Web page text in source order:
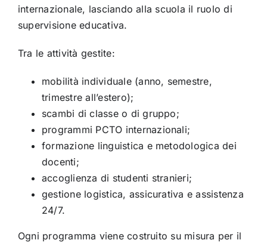
internazionale, lasciando alla scuola il ruolo di
supervisione educativa.
Tra le attività gestite:
mobilità individuale (anno, semestre,
trimestre all’estero);
scambi di classe o di gruppo;
programmi PCTO internazionali;
formazione linguistica e metodologica dei
docenti;
accoglienza di studenti stranieri;
gestione logistica, assicurativa e assistenza
24/7.
Ogni programma viene costruito su misura per il